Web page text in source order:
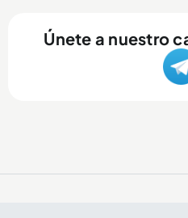
Únete a nuestro